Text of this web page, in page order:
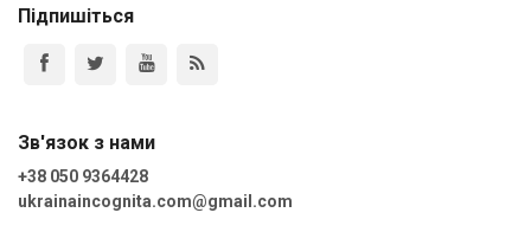
Підпишіться
Зв'язок з нами
+38 050 9364428
ukrainaincognita.com@gmail.com